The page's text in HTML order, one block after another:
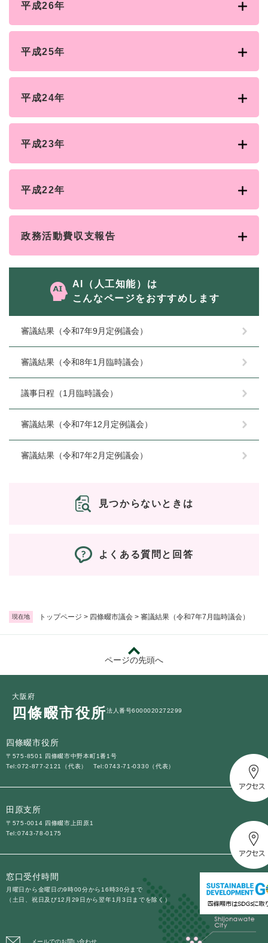
現在地 トップページ > 四條畷市議会 > 審議結果（令和7年7月臨時議会）
平成26年
平成25年
平成24年
平成23年
平成22年
政務活動費収支報告
AI（人工知能）は
こんなページをおすすめします
審議結果（令和7年9月定例議会）
審議結果（令和8年1月臨時議会）
議事日程（1月臨時議会）
審議結果（令和7年12月定例議会）
審議結果（令和7年2月定例議会）
見つからないときは
よくある質問と回答
ページの先頭へ
大阪府
四條畷市役所法人番号6000020272299
四條畷市役所
〒575-8501 四條畷市中野本町1番1号
Tel:072-877-2121（代表）
Tel:0743-71-0330（代表）
田原支所
〒575-0014 四條畷市上田原1
Tel:0743-78-0175
窓口受付時間
月曜日から金曜日の9時00分から16時30分まで
（土日、祝日及び12月29日から翌年1月3日までを除く）
メールでのお問い合わせ